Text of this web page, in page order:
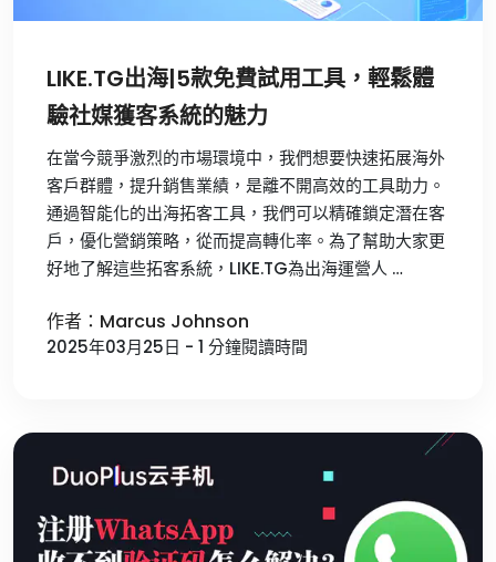
LIKE.TG出海|5款免費試用工具，輕鬆體
驗社媒獲客系統的魅力
在當今競爭激烈的市場環境中，我們想要快速拓展海外
客戶群體，提升銷售業績，是離不開高效的工具助力。
通過智能化的出海拓客工具，我們可以精確鎖定潛在客
戶，優化營銷策略，從而提高轉化率。為了幫助大家更
好地了解這些拓客系統，LIKE.TG為出海運營人 …
作者：Marcus Johnson
2025年03月25日 - 1 分鐘閱讀時間